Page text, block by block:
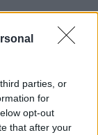
parties, or
for
opt-out
that after your